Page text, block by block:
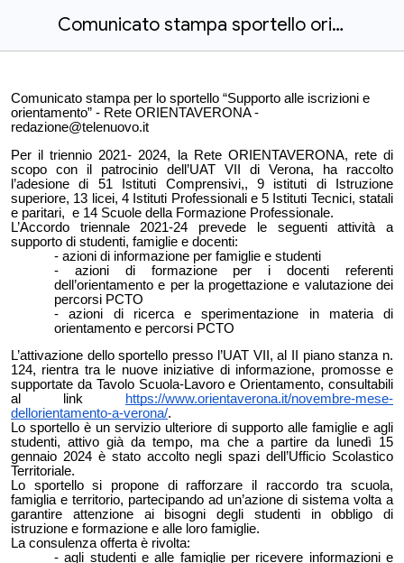
Comunicato stampa sportello orientamento ORIENTAVERONA19_01_24
Comunicato stampa per lo sportello “Supporto alle iscrizioni e
orientamento” - Rete ORIENTAVERONA -
redazione@telenuovo.it
Per il triennio 2021- 2024, la Rete ORIENTAVERONA, rete di
scopo con il patrocinio dell’UAT VII di Verona, ha raccolto
l’adesione di 51 Istituti Comprensivi,, 9 istituti di Istruzione
superiore, 13 licei, 4 Istituti Professionali e 5 Istituti Tecnici, statali
e paritari, e 14 Scuole della Formazione Professionale.
L’Accordo triennale 2021-24 prevede le seguenti attività a
supporto di studenti, famiglie e docenti:
azioni di informazione per famiglie e studenti
azioni di formazione per i docenti referenti
dell’orientamento e per la progettazione e valutazione dei
percorsi PCTO
azioni di ricerca e sperimentazione in materia di
orientamento e percorsi PCTO
L’attivazione dello sportello presso l’UAT VII, al II piano stanza n.
124, rientra tra le nuove iniziative di informazione, promosse e
supportate da Tavolo Scuola-Lavoro e Orientamento, consultabili
al link
https://www.orientaverona.it/novembre-mese-
dellorientamento-a-verona/.
Lo sportello è un servizio ulteriore di supporto alle famiglie e agli
studenti, attivo già da tempo, ma che a partire da lunedì 15
gennaio 2024 è stato accolto negli spazi dell’Ufficio Scolastico
Territoriale.
Lo sportello si propone di rafforzare il raccordo tra scuola,
famiglia e territorio, partecipando ad un’azione di sistema volta a
garantire attenzione ai bisogni degli studenti in obbligo di
istruzione e formazione e alle loro famiglie.
La consulenza offerta è rivolta:
agli studenti e alle famiglie per ricevere informazioni e